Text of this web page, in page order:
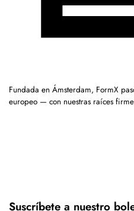
Fundada en Ámsterdam, FormX
europeo — con nuestras raíces
Suscríbete a nuestro